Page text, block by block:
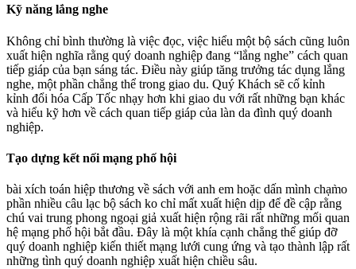
Kỹ năng lắng nghe
Không chỉ bình thường là việc đọc, việc hiểu một bộ sách cũng luôn
xuất hiện nghĩa rằng quý doanh nghiệp đang “lắng nghe” cách quan
tiếp giáp của bạn sáng tác. Điều này giúp tăng trưởng tác dụng lắng
nghe, một phần chẳng thể trong giao du. Quý Khách sẽ cố kỉnh
kỉnh đổi hóa Cấp Tốc nhạy hơn khi giao du với rất những bạn khác
và hiểu kỹ hơn về cách quan tiếp giáp của làn da đình quý doanh
nghiệp.
Tạo dựng kết nối mạng phố hội
bài xích toán hiệp thương về sách với anh em hoặc dấn mình chạm̀o
phần nhiều câu lạc bộ sách ko chỉ mất xuất hiện dịp để đề cập rằng
chú vai trung phong ngoại giả xuất hiện rộng rãi rất những mối quan
hệ mạng phố hội bắt đầu. Đây là một khía cạnh chẳng thể giúp đỡ
quý doanh nghiệp kiến thiết mạng lưới cung ứng và tạo thành lập rất
những tình quý doanh nghiệp xuất hiện chiều sâu.